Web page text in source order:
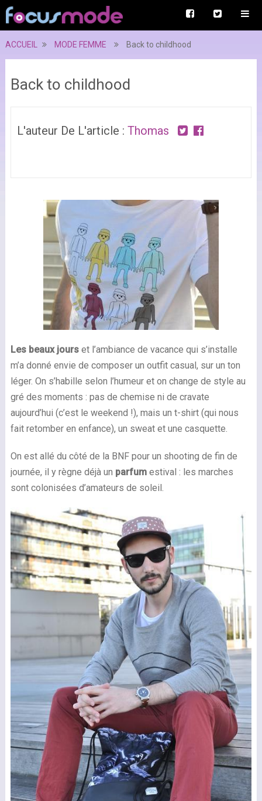
ACCUEIL MODE FEMME Back to childhood
Back to childhood
L'auteur De L'article : Thomas
Les beaux jourset l’ambiance de vacance qui s’installe
m’a donné envie de composer un outfit casual, sur un ton
léger. On s’habille selon l’humeur et on change de style au
gré des moments : pas de chemise ni de cravate
aujourd’hui (c’est le weekend !), mais un t-shirt (qui nous
fait retomber en enfance), un sweat et une casquette.
On est allé du côté de la BNF pour un shooting de fin de
journée, il y règne déjà un parfumestival : les marches
sont colonisées d’amateurs de soleil.